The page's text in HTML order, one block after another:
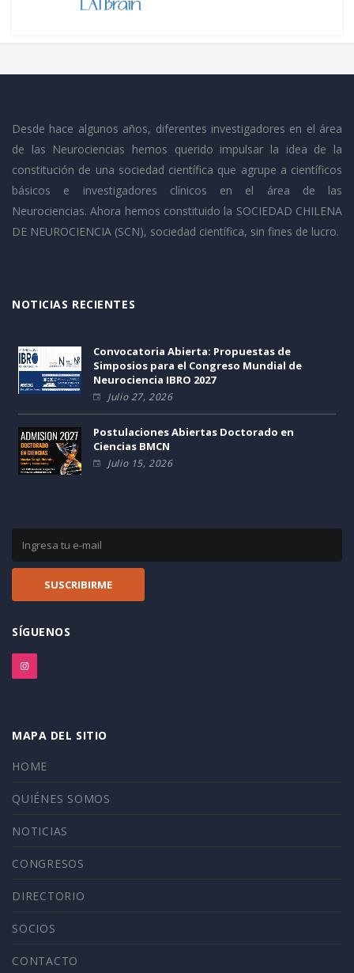
Desde hace algunos años, diferentes investigadores en el área
de las Neurociencias hemos querido impulsar la idea de la
constitución de una sociedad científica que agrupe a científicos
básicos e investigadores clínicos en el área de las
Neurociencias. Ahora hemos constituido la SOCIEDAD CHILENA
DE NEUROCIENCIA (SCN), sociedad científica, sin fines de lucro.
NOTICIAS RECIENTES
Convocatoria Abierta: Propuestas de
Simposios para el Congreso Mundial de
Neurociencia IBRO 2027
Julio 27, 2026
Postulaciones Abiertas Doctorado en
Ciencias BMCN
Julio 15, 2026
SÍGUENOS
MAPA DEL SITIO
HOME
QUIÉNES SOMOS
NOTICIAS
CONGRESOS
DIRECTORIO
SOCIOS
CONTACTO